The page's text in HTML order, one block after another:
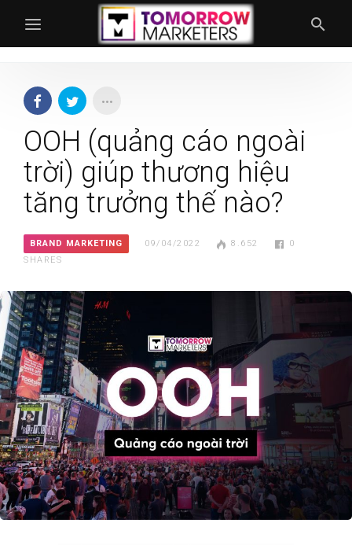
OOH (quảng cáo ngoài
trời) giúp thương hiệu
tăng trưởng thế nào?
BRAND MARKETING 09/04/2022 8.652
0
SHARES